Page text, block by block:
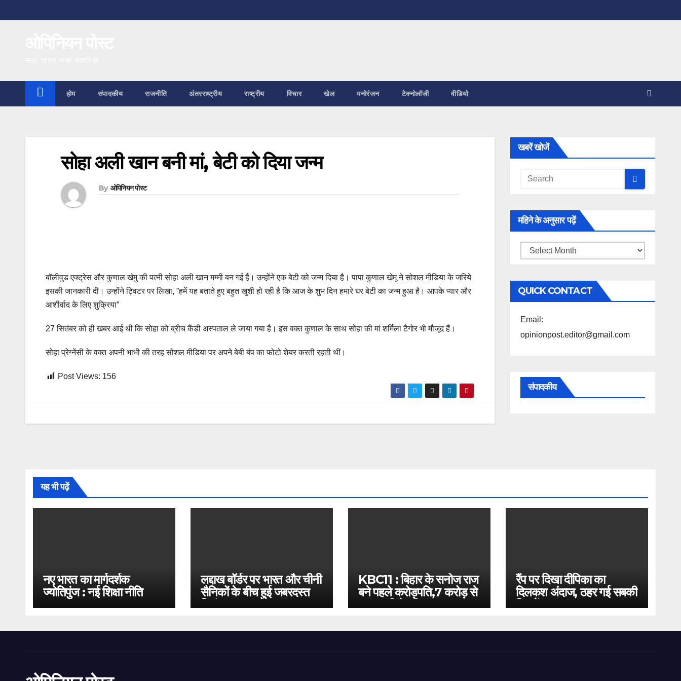
to
होम संपादकीय राजनीति अंतरराष्ट्रीय राष्ट्रीय विचार खेल मनोरंजन टेक्नोलॉजी वीडियो
सोहा अली खान बनी मां, बेटी को दिया जन्म
By ओपिनियन पोस्ट
बॉलीवुड एक्ट्रेस और कुणाल खेमु की पत्नी सोहा अली खान मम्मी बन गई हैं। उन्होंने एक बेटी को जन्म दिया है। पापा कुणाल खेमू ने सोशल मीडिया के जरिये
इसकी जानकारी दी। उन्होंने ट्विटर पर लिखा, ”हमें यह बताते हुए बहुत खुशी हो रही है कि आज के शुभ दिन हमारे घर बेटी का जन्म हुआ है। आपके प्यार और
आशीर्वाद के लिए शुक्रिया”
27 सितंबर को ही खबर आई थी कि सोहा को ब्रीच कैंडी अस्पताल ले जाया गया है। इस वक्त कुणाल के साथ सोहा की मां शर्मिला टैगोर भी मौजूद हैं।
सोहा प्रेग्नेंसी के वक्त अपनी भाभी की तरह सोशल मीडिया पर अपने बेबी बंप का फोटो शेयर करती रहती थीं।
Post Views: 156
खबरें खोजें
महिने के अनुसार पढ़ें
महिने
अनुसार
पढ़ें
QUICK CONTACT
Email:
opinionpost.editor@gmail.com
संपादकीय
यह भी पढ़ें
नए भारत का मार्गदर्शक
ज्योतिपुंज : नई शिक्षा नीति
2020
लद्दाख बॉर्डर पर भारत और चीनी
सैनिकों के बीच हुई जबरदस्त
भिड़ंत
KBC11 : बिहार के सनोज राज
बने पहले करोड़पति,7 करोड़ से
बस इतनी है दूरी
रैंप पर दिखा दीपिका का
दिलकश अंदाज, ठहर गई सबकी
निगाहें